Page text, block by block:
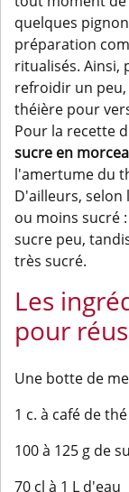
quelques
préparation
ritualisés. Ainsi,
refroidir un
théière pour
Pour la recette
sucre en
l'amertume du
D'ailleurs, selon
ou moins sucré
sucre peu,
très sucré.
Les
pour
Une botte de
1 c. à café de
100 à 125 g de
70 cl à 1 L d'eau